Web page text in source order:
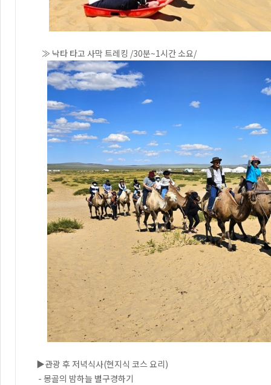
≫ 낙타 타고 사막 트레킹 /30분~1시간 소요/
▶관광 후 저녁식사(현지식 코스 요리)
- 몽골의 밤하늘 별구경하기